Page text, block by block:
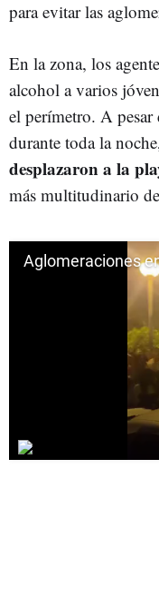
para evitar las
En la zona, los
alcohol a varios
el perímetro. A
durante toda la
desplazaron a la
más multitudinario